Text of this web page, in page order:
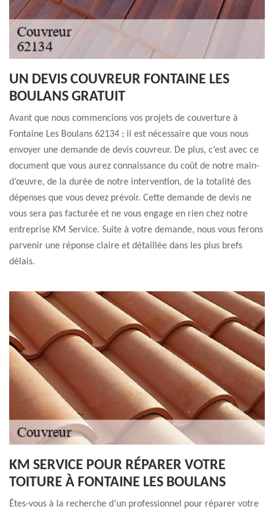
UN DEVIS COUVREUR FONTAINE LES
BOULANS GRATUIT
Avant que nous commencions vos projets de couverture à
Fontaine Les Boulans 62134 ; il est nécessaire que vous nous
envoyer une demande de devis couvreur. De plus, c’est avec ce
document que vous aurez connaissance du coût de notre main-
d’œuvre, de la durée de notre intervention, de la totalité des
dépenses que vous devez prévoir. Cette demande de devis ne
vous sera pas facturée et ne vous engage en rien chez notre
entreprise KM Service. Suite à votre demande, nous vous ferons
parvenir une réponse claire et détaillée dans les plus brefs
délais.
KM SERVICE POUR RÉPARER VOTRE
TOITURE À FONTAINE LES BOULANS
Êtes-vous à la recherche d’un professionnel pour réparer votre